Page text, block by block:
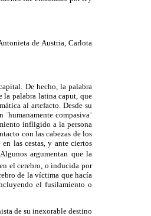
de Austria, Carlota
De hecho, la palabra
la palabra latina caput, que
al artefacto. Desde su
¨humanamente compasiva¨
infligido a la persona
con las cabezas de los
las cestas, y ante ciertos
argumentan que la
el cerebro, o inducida por
de la víctima que hacía
el fusilamiento o
de su inexorable destino